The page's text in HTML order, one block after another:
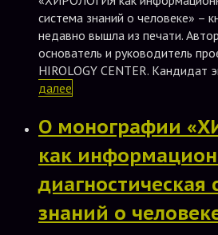
система знаний о человеке» –
недавно вышла из печати.
основатель и руководитель
HIROLOGY CENTER. Кандидат
далее
О монографии
как
диагностическая
знаний о